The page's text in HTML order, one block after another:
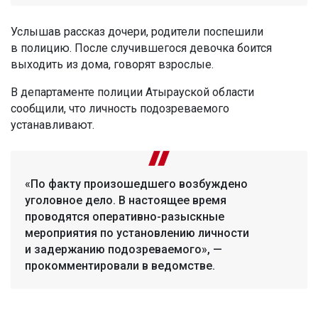
Услышав рассказ дочери, родители поспешили
в полицию. После случившегося девочка боится
выходить из дома, говорят взрослые.
В департаменте полиции Атырауской области
сообщили, что личность подозреваемого
устанавливают.
«По факту произошедшего возбуждено
уголовное дело. В настоящее время
проводятся оперативно-разыскные
мероприятия по установлению личности
и задержанию подозреваемого», —
прокомментировали в ведомстве.